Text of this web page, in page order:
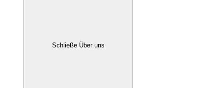
Schließe Über uns